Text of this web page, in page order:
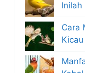
Cara